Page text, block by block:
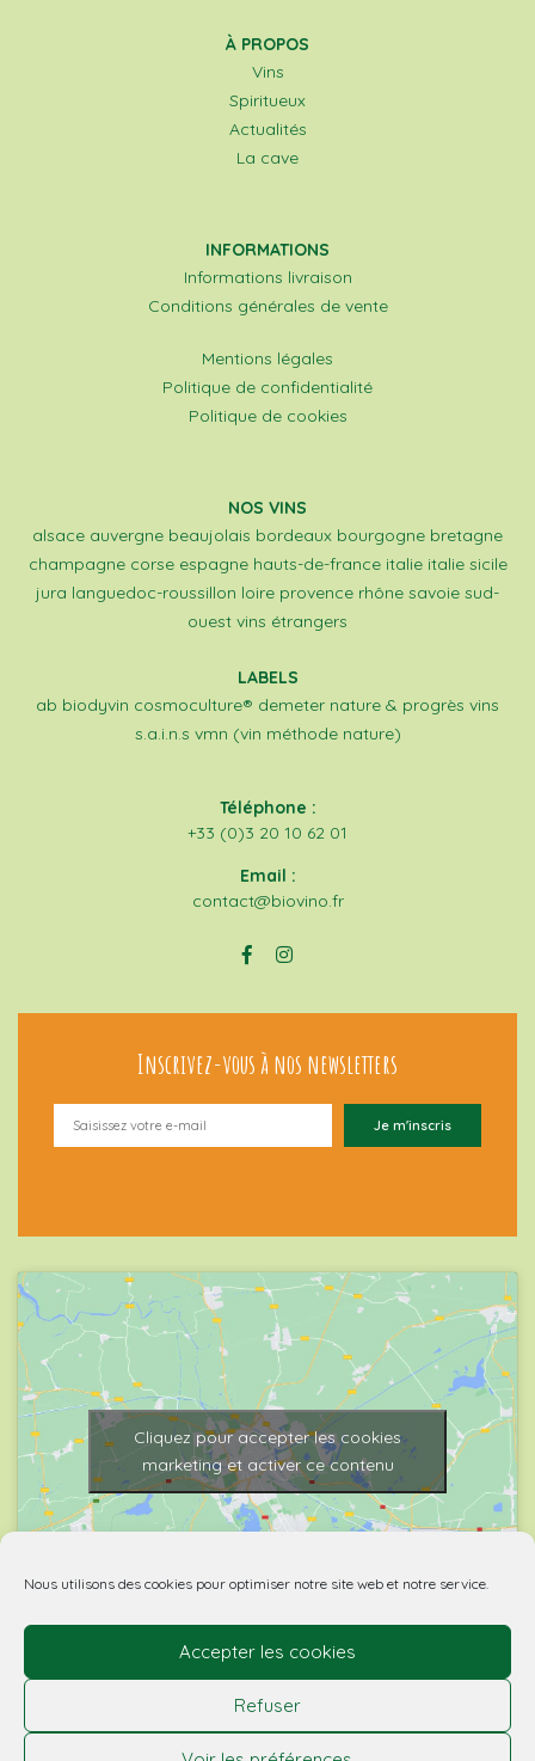
Nous utilisons des cookies pour optimiser notre site web et notre service.
Accepter les cookies
Refuser
À PROPOS
Vins
Spiritueux
Actualités
La cave
INFORMATIONS
Informations livraison
Conditions générales de vente
Mentions légales
Politique de confidentialité
Politique de cookies
NOS VINS
alsace auvergne beaujolais bordeaux bourgogne bretagne
champagne corse espagne hauts-de-france italie italie sicile
jura languedoc-roussillon loire provence rhône savoie sud-
ouest vins étrangers
LABELS
ab biodyvin cosmoculture® demeter nature & progrès vins
s.a.i.n.s vmn (vin méthode nature)
Téléphone :
+33 (0)3 20 10 62 01
Email :
contact@biovino.fr
Inscrivez-vous à nos newsletters
Cliquez pour accepter les cookies
marketing et activer ce contenu
© 2026 Biovino | made with by Agence Spritz.
L’abus d’alcool est dangereux pour la santé. À boire